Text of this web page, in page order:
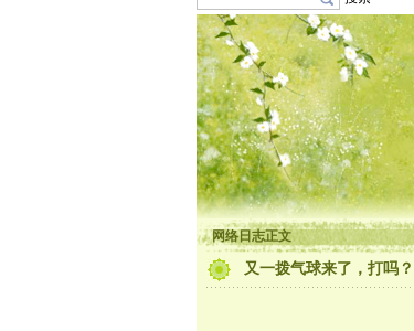
网络日志正文
又一拨气球来了，打吗？